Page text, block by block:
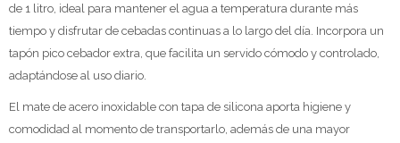
de 1 litro, ideal para mantener el agua a temperatura durante más
tiempo y disfrutar de cebadas continuas a lo largo del día. Incorpora un
tapón pico cebador extra, que facilita un servido cómodo y controlado,
adaptándose al uso diario.
El mate de acero inoxidable con tapa de silicona aporta higiene y
comodidad al momento de transportarlo, además de una mayor